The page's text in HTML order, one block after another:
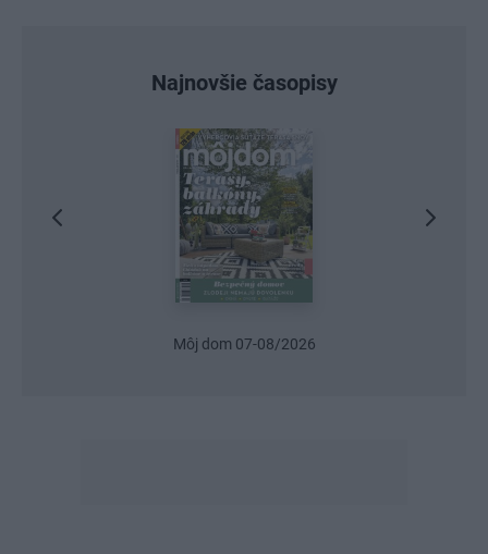
Najnovšie časopisy
Môj dom 07-08/2026